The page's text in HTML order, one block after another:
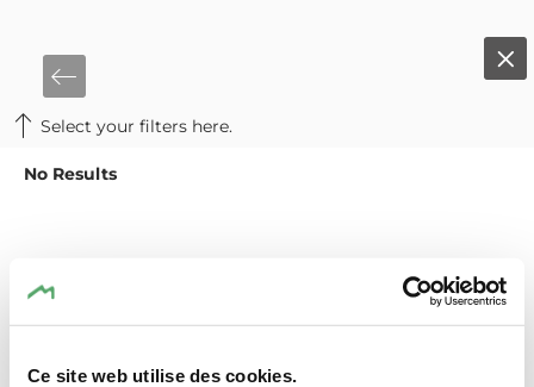
Ce site web utilise des cookies.
Select your filters here.
No Results